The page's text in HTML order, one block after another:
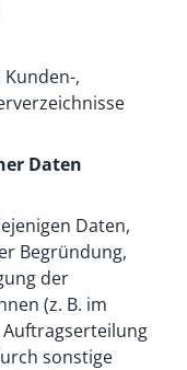
,
Daten
Daten,
Begründung,
der
(z. B. im
sonstige